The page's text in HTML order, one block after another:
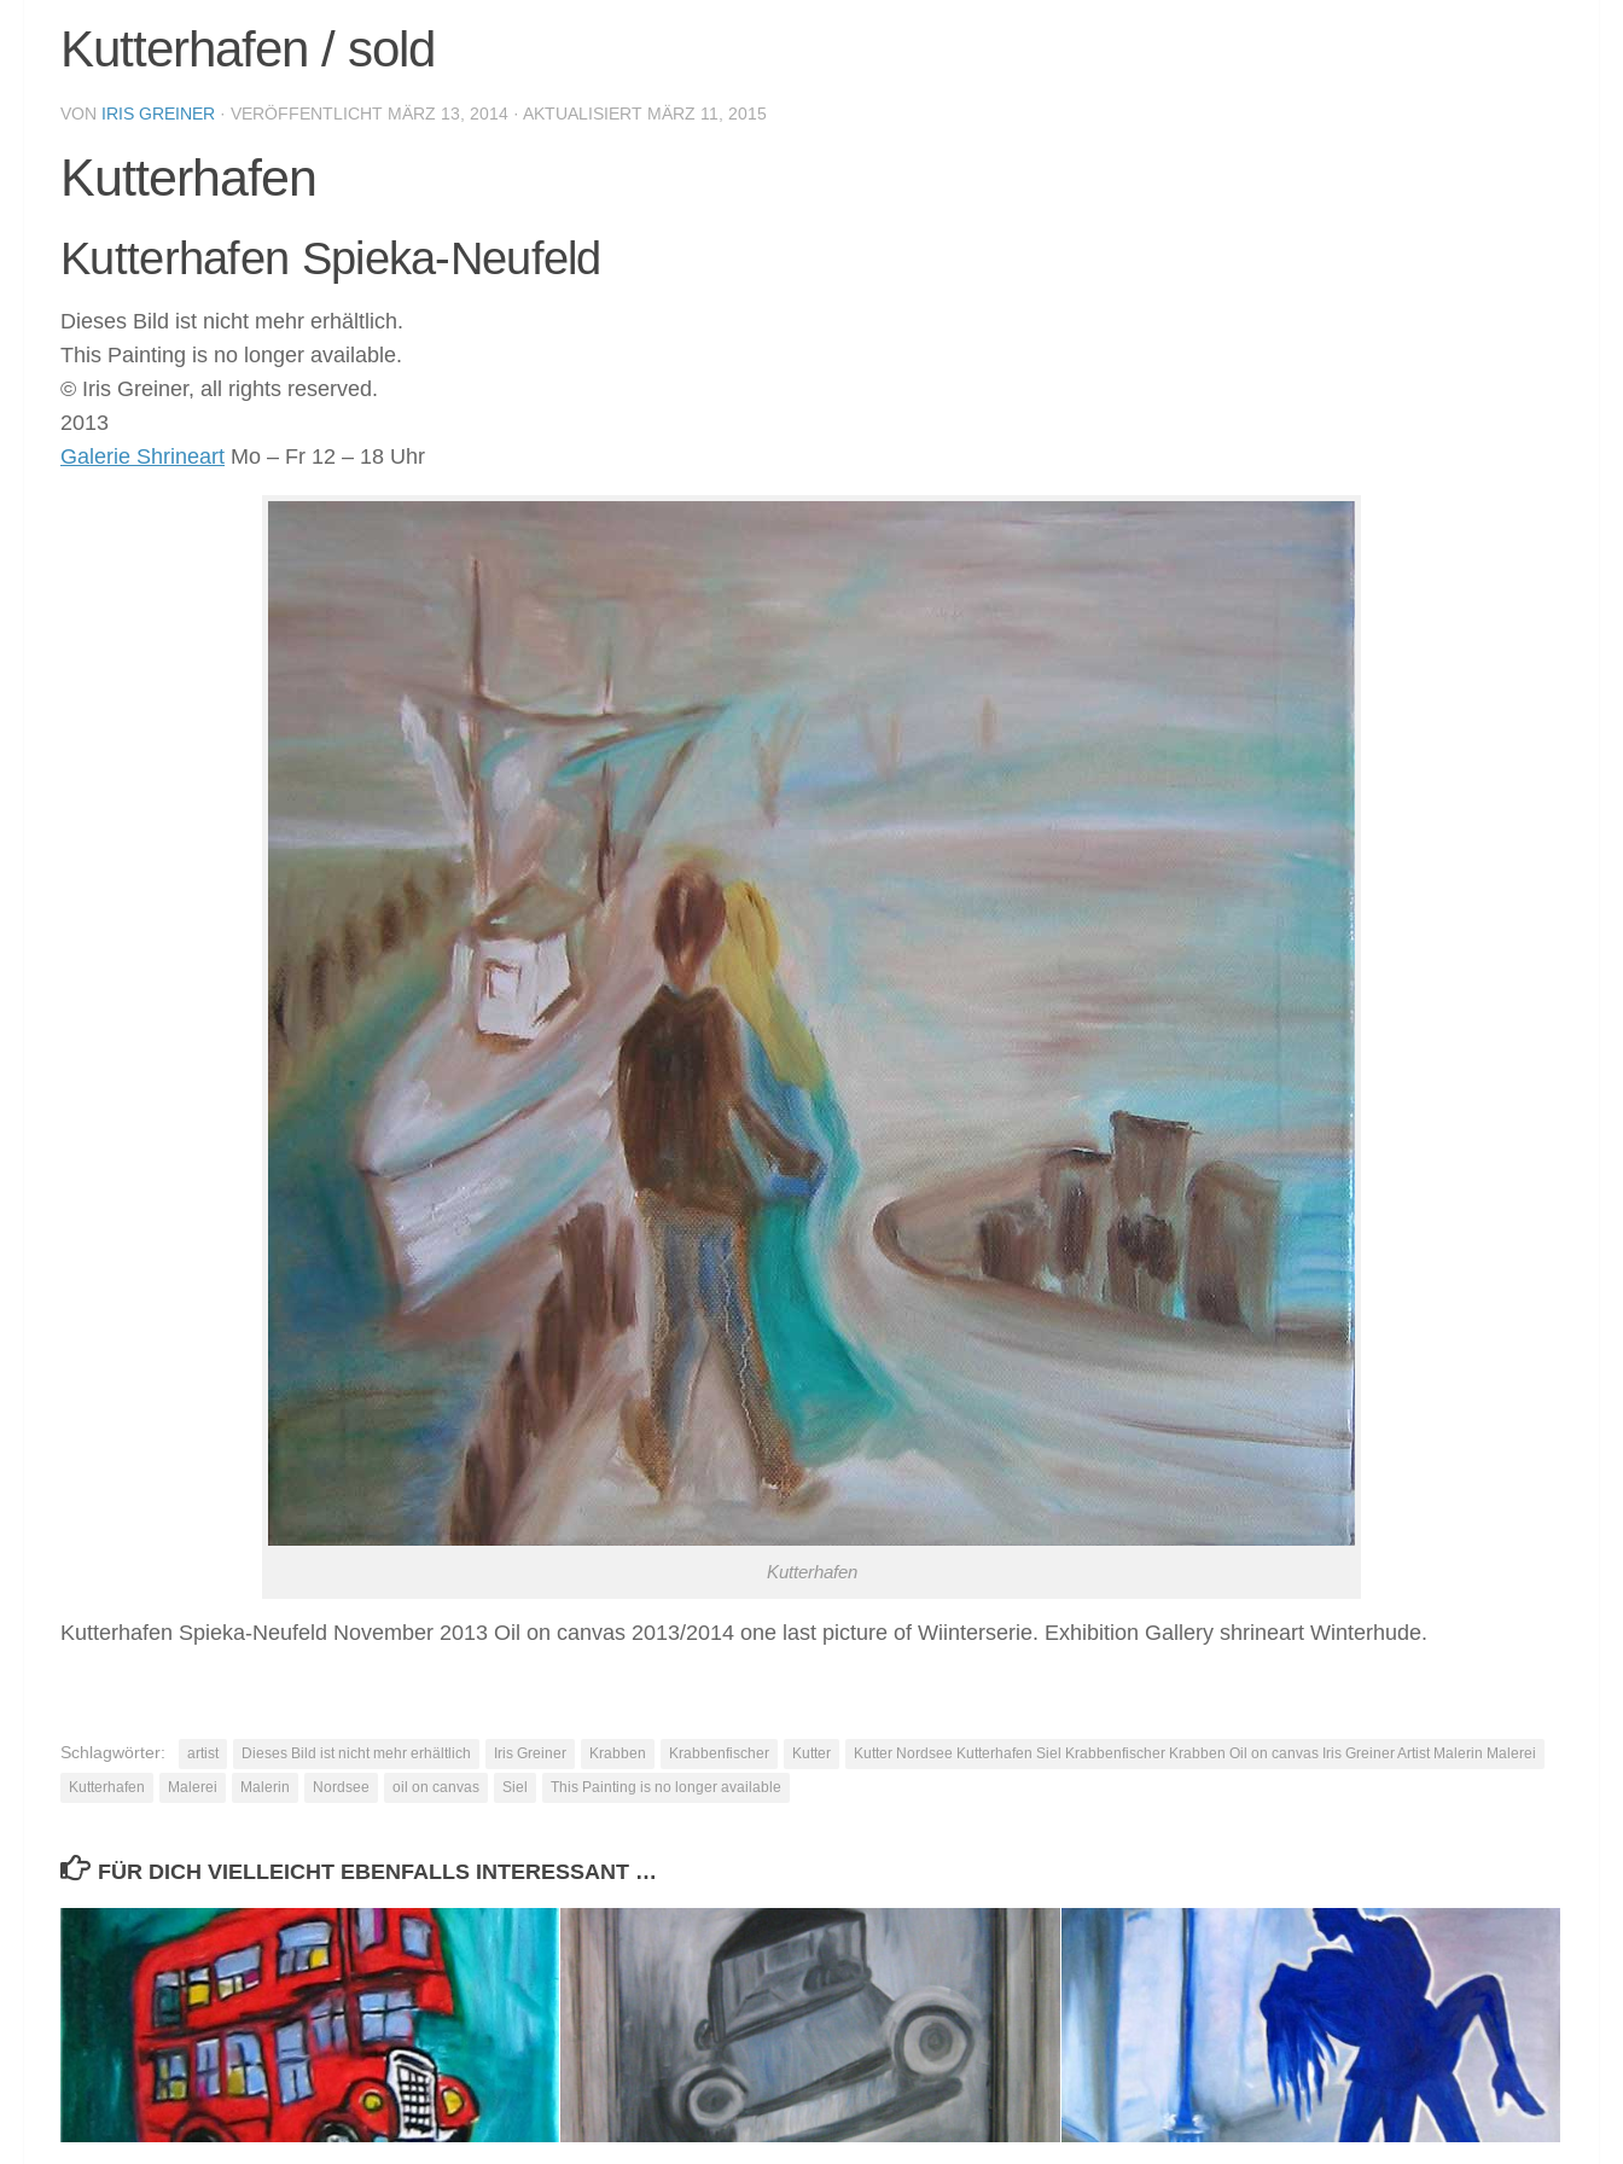
Kutterhafen / sold
VON IRIS GREINER · VERÖFFENTLICHT MÄRZ 13, 2014 · AKTUALISIERT MÄRZ 11, 2015
Kutterhafen
Kutterhafen Spieka-Neufeld
Dieses Bild ist nicht mehr erhältlich.
This Painting is no longer available.
© Iris Greiner, all rights reserved.
2013
Galerie Shrineart Mo – Fr 12 – 18 Uhr
Kutterhafen
Kutterhafen Spieka-Neufeld November 2013 Oil on canvas 2013/2014 one last picture of Wiinterserie. Exhibition Gallery shrineart Winterhude.
Schlagwörter: artist Dieses Bild ist nicht mehr erhältlich Iris Greiner Krabben Krabbenfischer Kutter
Kutter Nordsee Kutterhafen Siel Krabbenfischer Krabben Oil on canvas Iris Greiner Artist Malerin Malerei
Kutterhafen
Malerei Malerin Nordsee oil on canvas Siel This Painting is no longer available
FÜR DICH VIELLEICHT EBENFALLS INTERESSANT …